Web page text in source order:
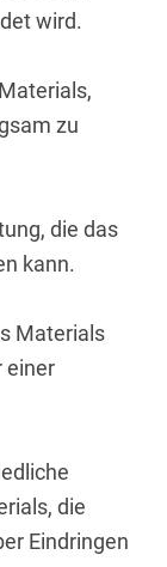
wird.
zu
die das
kann.
Materials
einer
die
Eindringen